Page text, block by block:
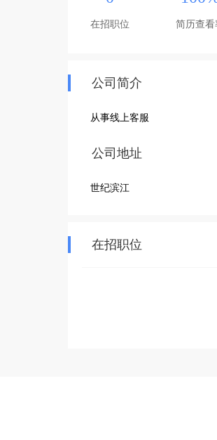
在招职位 简历查看
公司简介
从事线上客服
公司地址
世纪滨江
在招职位